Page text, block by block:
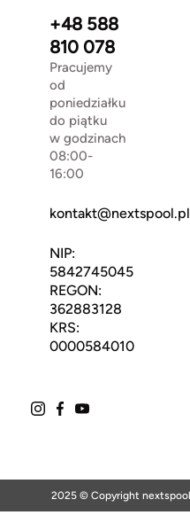
+48 588
810 078
Pracujemy
od
poniedziałku
do piątku
w godzinach
08:00-
16:00
kontakt@nextspool.pl
NIP:
5842745045
REGON:
362883128
KRS:
0000584010